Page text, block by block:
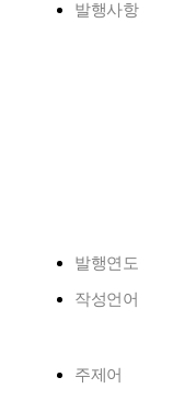
발행사항
발행연도
작성언어
주제어